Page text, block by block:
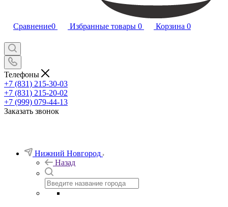
Сравнение0 Избранные товары 0 Корзина 0
Телефоны
+7 (831) 215-30-03
+7 (831) 215-20-02
+7 (999) 079-44-13
Заказать звонок
Нижний Новгород
Назад